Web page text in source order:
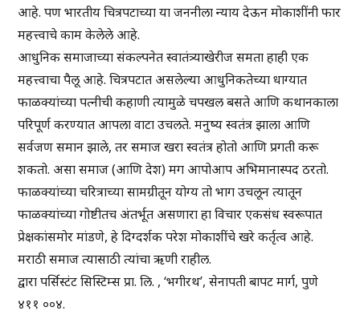
आहे. पण भारतीय चित्रपटाच्या या जननीला न्याय देऊन मोकाशींनी फार
महत्त्वाचे काम केलेले आहे.
आधुनिक समाजाच्या संकल्पनेत स्वातंत्र्याखेरीज समता हाही एक
महत्त्वाचा पैलू आहे. चित्रपटात असलेल्या आधुनिकतेच्या धाग्यात
फाळक्यांच्या पत्नीची कहाणी त्यामुळे चपखल बसते आणि कथानकाला
परिपूर्ण करण्यात आपला वाटा उचलते. मनुष्य स्वतंत्र झाला आणि
सर्वजण समान झाले, तर समाज खरा स्वतंत्र होतो आणि प्रगती करू
शकतो. असा समाज (आणि देश) मग आपोआप अभिमानास्पद ठरतो.
फाळक्यांच्या चरित्राच्या सामग्रीतून योग्य तो भाग उचलून त्यातून
फाळक्यांच्या गोष्टीतच अंतर्भूत असणारा हा विचार एकसंध स्वरूपात
प्रेक्षकांसमोर मांडणे, हे दिग्दर्शक परेश मोकाशींचे खरे कर्तृत्व आहे.
मराठी समाज त्यासाठी त्यांचा ऋणी राहील.
द्वारा पर्सिस्टंट सिस्टिम्स प्रा. लि. , ‘भगीरथ’, सेनापती बापट मार्ग, पुणे
४११ ००४.